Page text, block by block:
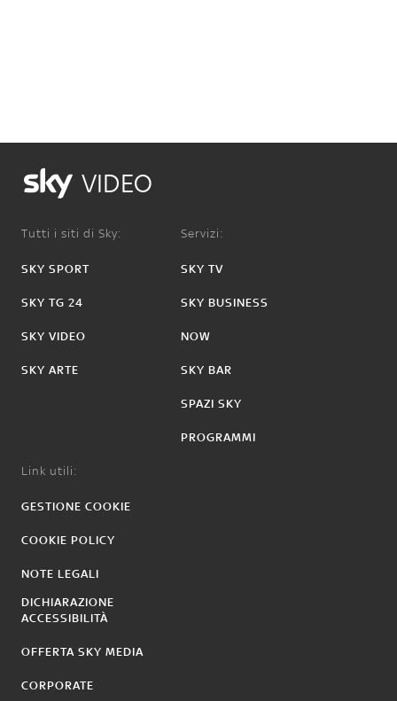
VIDEO
Tutti i siti di Sky:
SKY SPORT
SKY TG 24
SKY VIDEO
SKY ARTE
Servizi:
SKY TV
SKY BUSINESS
NOW
SKY BAR
SPAZI SKY
PROGRAMMI
Link utili:
GESTIONE COOKIE
COOKIE POLICY
NOTE LEGALI
DICHIARAZIONE
ACCESSIBILITÀ
OFFERTA SKY MEDIA
CORPORATE